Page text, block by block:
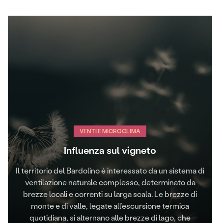
VENTI E MICROCLIMA
Influenza sul vigneto
Il territorio del Bardolino è interessato da un sistema di
ventilazione naturale complesso, determinato da
brezze locali e correnti su larga scala. Le brezze di
monte e di valle, legate all’escursione termica
quotidiana, si alternano alle brezze di lago, che